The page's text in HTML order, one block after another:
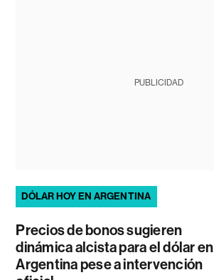
PUBLICIDAD
DÓLAR HOY EN ARGENTINA
Precios de bonos sugieren
dinámica alcista para el dólar en
Argentina pese a intervención